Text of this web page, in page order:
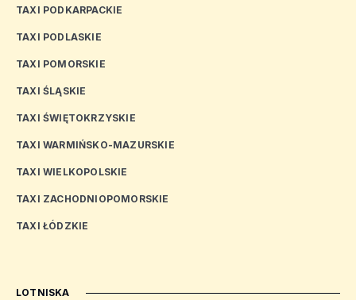
TAXI PODKARPACKIE
TAXI PODLASKIE
TAXI POMORSKIE
TAXI ŚLĄSKIE
TAXI ŚWIĘTOKRZYSKIE
TAXI WARMIŃSKO-MAZURSKIE
TAXI WIELKOPOLSKIE
TAXI ZACHODNIOPOMORSKIE
TAXI ŁÓDZKIE
LOTNISKA